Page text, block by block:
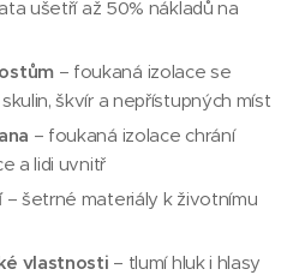
ušetří až 50% nákladů na
– foukaná izolace se
škvír a nepřístupných míst
– foukaná izolace chrání
a lidi uvnitř
– šetrné materiály k životnímu
vlastnosti – tlumí hluk i hlasy